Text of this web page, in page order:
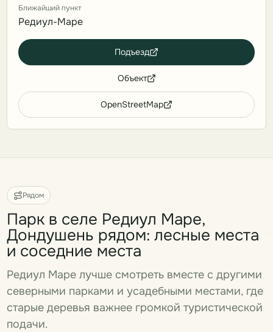
Ближайший пункт
Редиул-Маре
Подъезд
Объект
OpenStreetMap
Рядом
Парк в селе Редиул Маре,
Дондушень рядом: лесные места
и соседние места
Редиул Маре лучше смотреть вместе с другими
северными парками и усадебными местами, где
старые деревья важнее громкой туристической
подачи.